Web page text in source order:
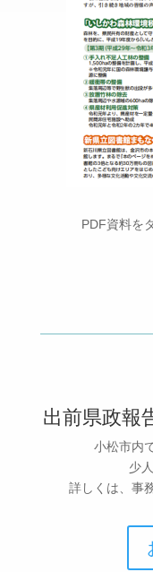
PDF資料を
出前県政報
小松市内
少
詳しくは、事